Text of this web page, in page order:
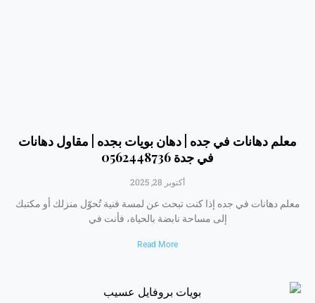
معلم دهانات في جده | دهان بويات بجده | مقاول دهانات
في جدة 0562448736
أكتوبر 28, 2025
معلم دهانات في جده إذا كنت تبحث عن لمسة فنية تُحوّل منزلك أو مكتبك
إلى مساحة نابضة بالحياة، فأنت في
Read More